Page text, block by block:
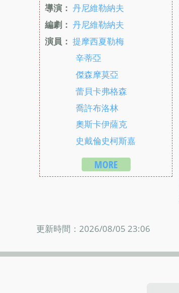
導演： 丹尼維勒納夫
編劇： 丹尼維勒納夫
演員： 提摩西夏勒梅
辛蒂亞
傑森摩莫亞
蕾貝卡弗格森
喬許布洛林
奧斯卡伊薩克
史戴倫史柯斯嘉
MORE
更新時間：2026/08/05 23:06